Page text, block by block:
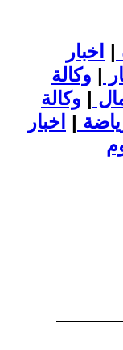
| اخبار
| وكالة
| وكالة
| اخبار